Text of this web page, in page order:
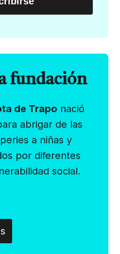
fundación
de Trapo nació
abrigar de las
a niñas y
por diferentes
social.